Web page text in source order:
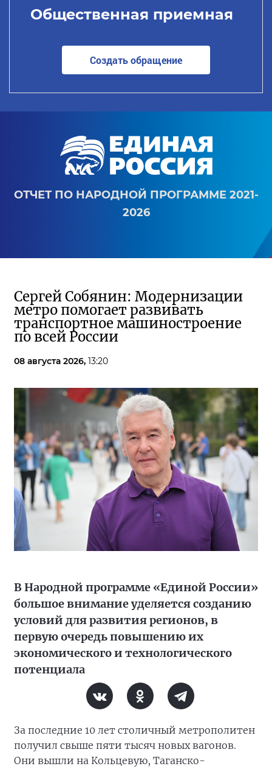
Общественная приемная
Создать обращение
ОТЧЕТ ПО НАРОДНОЙ ПРОГРАММЕ 2021-
2026
Сергей Собянин: Модернизации
метро помогает развивать
транспортное машиностроение
по всей России
08 августа 2026, 13:20
В Народной программе «Единой России»
большое внимание уделяется созданию
условий для развития регионов, в
первую очередь повышению их
экономического и технологического
потенциала
За последние 10 лет столичный метрополитен
получил свыше пяти тысяч новых вагонов.
Они вышли на Кольцевую, Таганско-